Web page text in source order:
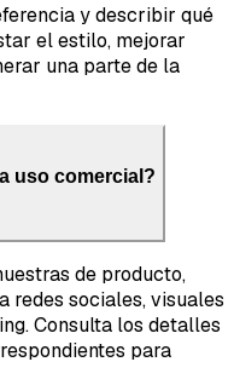
y describir qué
el estilo, mejorar
una parte de la
uso comercial?
de producto,
redes sociales, visuales
Consulta los detalles
para